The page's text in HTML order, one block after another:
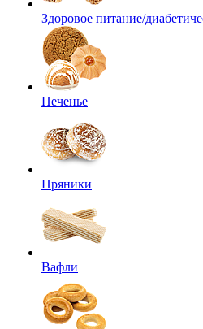
Здоровое питание/
Печенье
Пряники
Вафли